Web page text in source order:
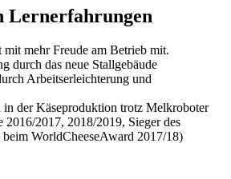
Lernerfahrungen
mehr Freude am Betrieb mit.
durch das neue Stallgebäude
Arbeitserleichterung und
in der Käseproduktion trotz Melkroboter
2016/2017, 2018/2019, Sieger des
WorldCheeseAward 2017/18)